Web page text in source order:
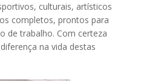
culturais, artísticos
completos, prontos para
de trabalho. Com certeza
na vida destas